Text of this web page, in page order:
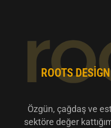
ROOTS
Özgün, çağdaş ve
sektöre değer